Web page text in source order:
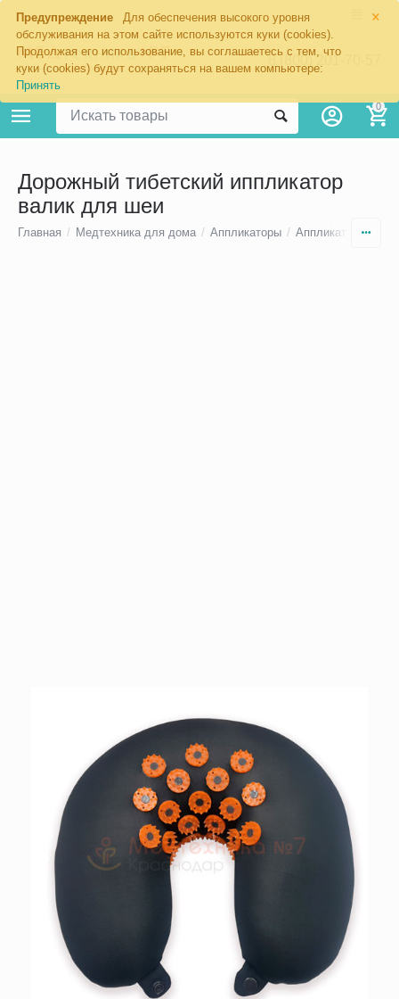
×
Предупреждение
Для обеспечения высокого уровня
обслуживания на этом сайте используются куки (cookies).
Продолжая его использование, вы соглашаетесь с тем, что
куки (cookies) будут сохраняться на вашем компьютере:
Принять
8 (800) 201-70-57
0
Дорожный тибетский иппликатор
валик для шеи
Главная / Медтехника для дома / Аппликаторы / Аппликаторы-